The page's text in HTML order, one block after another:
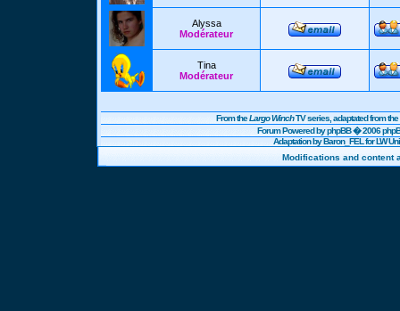
Alyssa
Modérateur
Tina
Modérateur
From theLargo WinchTV series, adaptated from
Forum Powered byphpBB� 2006
Adaptation by Baron_FEL for LW
Modifications and content